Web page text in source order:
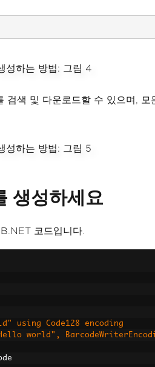
색 및 다운로드할 수 있으며,
생성하세요
코드입니다.
using Code128 encoding
world",